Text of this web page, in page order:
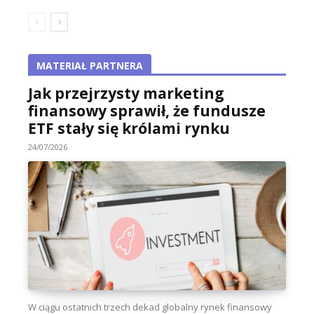
MATERIAŁ PARTNERA
Jak przejrzysty marketing
finansowy sprawił, że fundusze
ETF stały się królami rynku
24/07/2026
W ciągu ostatnich trzech dekad globalny rynek finansowy